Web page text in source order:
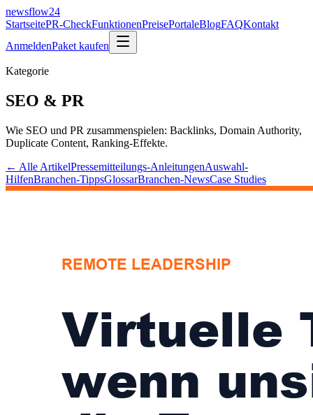
newsflow24
StartseitePR-CheckFunktionenPreisePortaleBlogFAQKontakt
AnmeldenPaket kaufen
Kategorie
SEO & PR
Wie SEO und PR zusammenspielen: Backlinks, Domain Authority,
Duplicate Content, Ranking-Effekte.
← Alle ArtikelPressemitteilungs-AnleitungenAuswahl-
HilfenBranchen-TippsGlossarBranchen-NewsCase Studies